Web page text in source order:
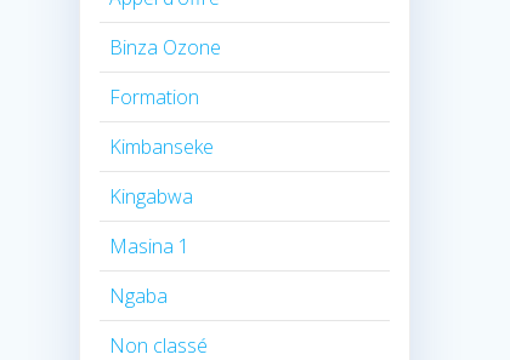
Binza Ozone
Formation
Kimbanseke
Kingabwa
Masina 1
Ngaba
Non classé